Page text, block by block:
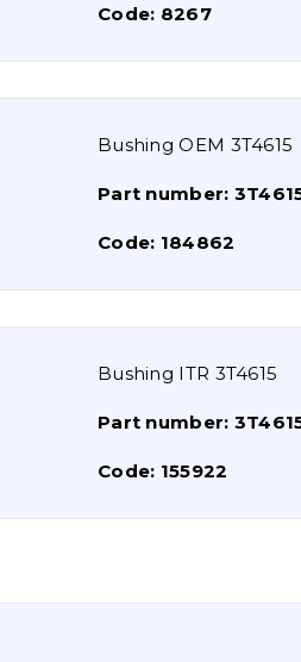
Code: 8267
Bushing OEM 3T4615
Part number:
Code: 184862
Bushing ITR 3T4615
Part number:
Code: 155922